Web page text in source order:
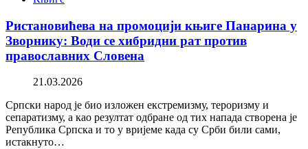
Ристановићева на промоцији књиге Панарина у
Зворнику: Води се хибридни рат против
православних Словена
21.03.2026
Српски народ је био изложен екстремизму, тероризму и
сепаратизму, а као резултат одбране од тих напада створена је
Република Српска и то у вријеме када су Срби били сами,
истакнуто…